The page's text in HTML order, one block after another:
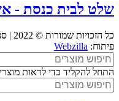
שלט לבית כנסת -
כל הזכויות שמורות © 2022 | ספידפרינט
פיתוח: Webzilla
התחל להקליד כדי לראות